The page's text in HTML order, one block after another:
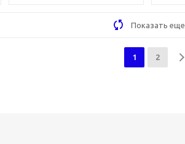
Показать еще
1 2